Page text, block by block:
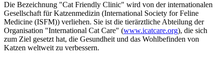
Die Bezeichnung "Cat Friendly Clinic" wird von der internationalen
Gesellschaft für Katzenmedizin (International Society for Feline
Medicine (ISFM)) verliehen. Sie ist die tierärztliche Abteilung der
Organisation "International Cat Care" (www.icatcare.org), die sich
zum Ziel gesetzt hat, die Gesundheit und das Wohlbefinden von
Katzen weltweit zu verbessern.